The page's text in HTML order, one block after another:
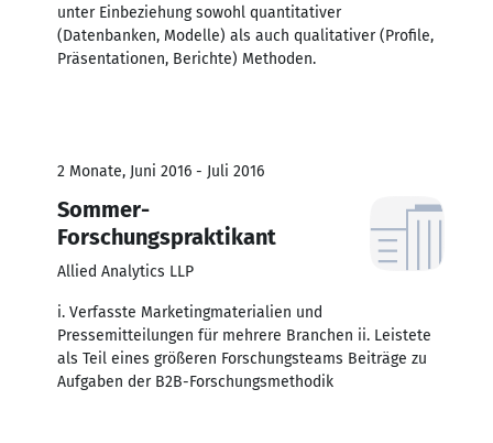
unter Einbeziehung sowohl quantitativer
(Datenbanken, Modelle) als auch qualitativer (Profile,
Präsentationen, Berichte) Methoden.
2 Monate, Juni 2016 - Juli 2016
Sommer-
Forschungspraktikant
Allied Analytics LLP
i. Verfasste Marketingmaterialien und
Pressemitteilungen für mehrere Branchen ii. Leistete
als Teil eines größeren Forschungsteams Beiträge zu
Aufgaben der B2B-Forschungsmethodik